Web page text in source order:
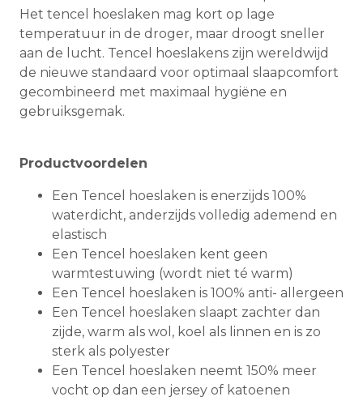
Het tencel hoeslaken mag kort op lage
temperatuur in de droger, maar droogt sneller
aan de lucht. Tencel hoeslakens zijn wereldwijd
de nieuwe standaard voor optimaal slaapcomfort
gecombineerd met maximaal hygiëne en
gebruiksgemak.
Productvoordelen
Een Tencel hoeslaken is enerzijds 100%
waterdicht, anderzijds volledig ademend en
elastisch
Een Tencel hoeslaken kent geen
warmtestuwing (wordt niet té warm)
Een Tencel hoeslaken is 100% anti- allergeen
Een Tencel hoeslaken slaapt zachter dan
zijde, warm als wol, koel als linnen en is zo
sterk als polyester
Een Tencel hoeslaken neemt 150% meer
vocht op dan een jersey of katoenen